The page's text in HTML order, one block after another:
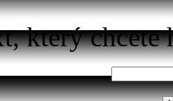
který chcete